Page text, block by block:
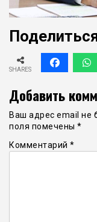
SHARES
Добавить
Ваш адрес email не
поля помечены *
Комментарий *